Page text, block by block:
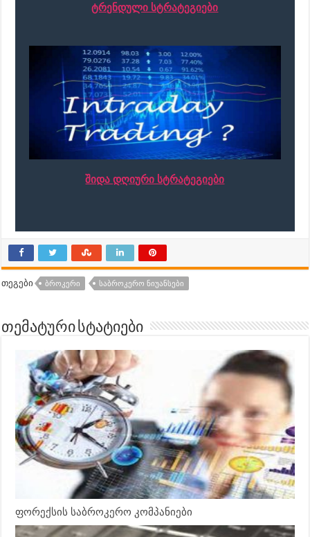
ტრენდული სტრატეგიები
შიდა დღიური სტრატეგიები
თეგები ᲑᲠᲝᲙᲔᲠᲘ ᲡᲐᲑᲠᲝᲙᲔᲠᲝ ᲜᲘᲣᲐᲜᲡᲔᲑᲘ
თემატური სტატიები
ფორექსის საბროკერო კომპანიები